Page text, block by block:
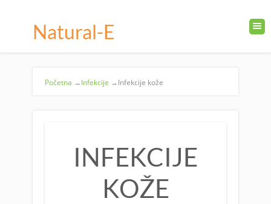
Natural-E
Početna →Infekcije →Infekcije kože
INFEKCIJE
KOŽE